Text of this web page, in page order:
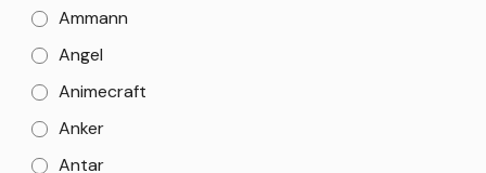
Ammann
Angel
Animecraft
Anker
Antar